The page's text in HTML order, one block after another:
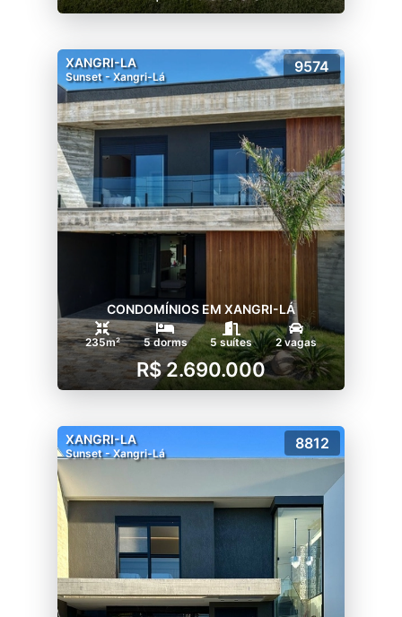
XANGRI-LA
Sunset - Xangri-Lá
9574
CONDOMÍNIOS EM XANGRI-LÁ
235m² 5 dorms 5 suítes 2 vagas
R$ 2.690.000
XANGRI-LA
Sunset - Xangri-Lá
8812